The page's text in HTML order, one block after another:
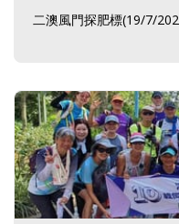
二澳風門探肥標(19/7/